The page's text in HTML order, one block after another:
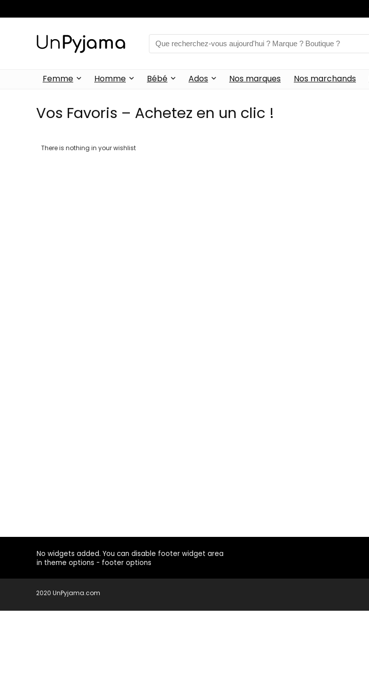
Femme Homme Bébé Ados Nos marques Nos marchands
Vos Favoris – Achetez en un clic !
There is nothing in your wishlist
No widgets added. You can disable footer widget area
in theme options - footer options
2020 UnPyjama.com